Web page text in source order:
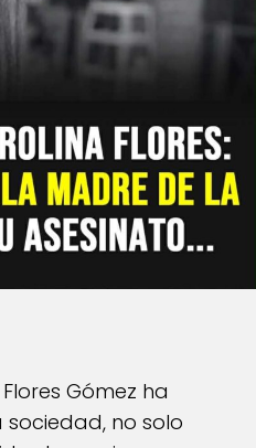
Gómez ha
no solo